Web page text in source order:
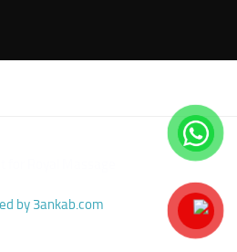
by 3ankab.com